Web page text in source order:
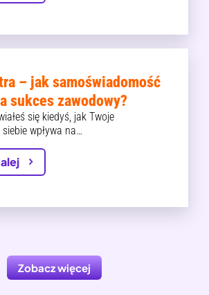
– jak samoświadomość
sukces zawodowy?
się kiedyś, jak Twoje
wpływa na…
Zobacz więcej